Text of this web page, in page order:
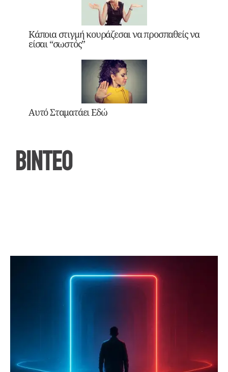
Κάποια στιγμή κουράζεσαι να προσπαθείς να
είσαι “σωστός”
Αυτό Σταματάει Εδώ
ΒΙΝΤΕΟ